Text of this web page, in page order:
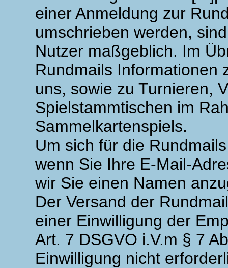
einer Anmeldung zur
umschrieben werden,
Nutzer maßgeblich. Im
Rundmails Informationen
uns, sowie zu Turnieren,
Spielstammtischen im
Sammelkartenspiels.
Um sich für die
wenn Sie Ihre E-Mail-
wir Sie einen Namen
Der Versand der
einer Einwilligung der
Art. 7 DSGVO i.V.m § 7
Einwilligung nicht